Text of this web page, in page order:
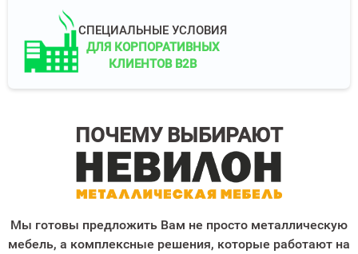
СПЕЦИАЛЬНЫЕ УСЛОВИЯ
ДЛЯ КОРПОРАТИВНЫХ
КЛИЕНТОВ B2B
ПОЧЕМУ ВЫБИРАЮТ
Мы готовы предложить Вам не просто металлическую
мебель, а комплексные решения, которые работают на